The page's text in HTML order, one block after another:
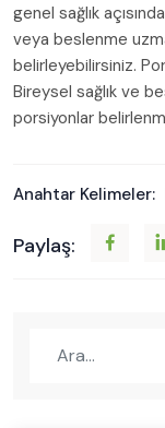
genel sağlık
veya beslenme
belirleyebilirsiniz.
Bireysel sağlık ve
porsiyonlar
Anahtar Kelimeler:
Paylaş: